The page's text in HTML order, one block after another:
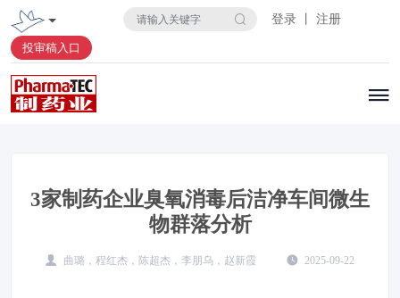
登录 丨 注册
投审稿入口
3家制药企业臭氧消毒后洁净车间微生
物群落分析
曲璐，程红杰，陈超杰，李朋乌，赵新霞 2025-09-22